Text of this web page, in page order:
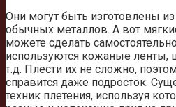
Они могут быть изготовлены
обычных металлов. А вот
можете сделать
используются кожаные ленты,
т.д. Плести их не сложно,
справится даже подросток.
техник плетения, используя